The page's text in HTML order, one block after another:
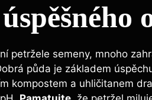
petržele semeny, mnoho​
‍půda je⁢ základem
kompostem⁤ a uhličitanem